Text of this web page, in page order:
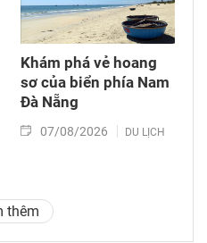
Khám phá vẻ hoang
sơ của biển phía Nam
Đà Nẵng
07/08/2026 DU LỊCH
thêm